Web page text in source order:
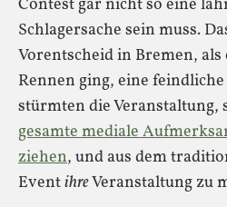
Contest gar nicht so eine
Schlagersache sein muss.
Vorentscheid in Bremen,
Rennen ging, eine
stürmten die Veranstaltung,
gesamte mediale
ziehen, und aus dem
EventihreVeranstaltung zu